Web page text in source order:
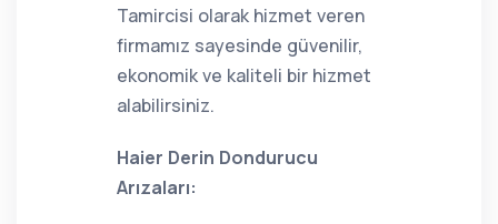
Tamircisi olarak hizmet veren
firmamız sayesinde güvenilir,
ekonomik ve kaliteli bir hizmet
alabilirsiniz.
Haier Derin Dondurucu
Arızaları: